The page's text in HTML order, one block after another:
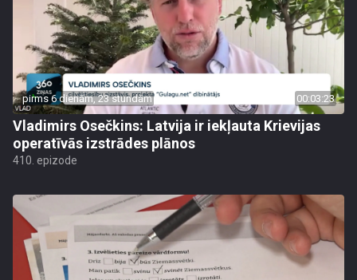
pirms 6 dienām, 23 stundām 00:03:23
Vladimirs Osečkins: Latvija ir iekļauta Krievijas
operatīvās izstrādes plānos
410. epizode